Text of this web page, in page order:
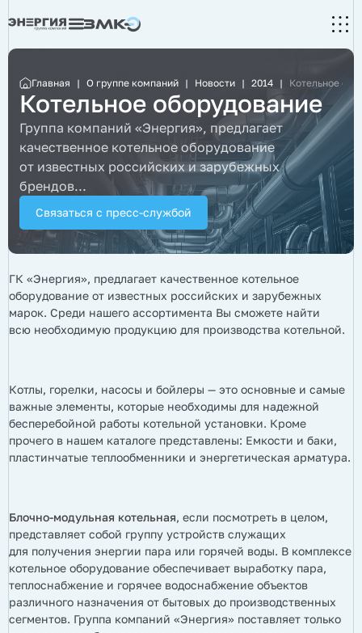
Главная | О группе компаний | Новости | 2014 | Котельное
Котельное оборудование
Группа компаний «Энергия», предлагает
качественное котельное оборудование
от известных российских и зарубежных
брендов...
Связаться с пресс-службой
ГК «Энергия», предлагает качественное котельное
оборудование от известных российских и зарубежных
марок. Среди нашего ассортимента Вы сможете найти
всю необходимую продукцию для производства котельной.
Котлы, горелки, насосы и бойлеры — это основные и самые
важные элементы, которые необходимы для надежной
бесперебойной работы котельной установки. Кроме
прочего в нашем каталоге представлены: Емкости и баки,
пластинчатые теплообменники и энергетическая арматура.
Блочно-модульная котельная, если посмотреть в целом,
представляет собой группу устройств служащих
для получения энергии пара или горячей воды. В комплексе
котельное оборудование обеспечивает выработку пара,
теплоснабжение и горячее водоснабжение объектов
различного назначения от бытовых до производственных
сегментов. Группа компаний «Энергия» поставляет только